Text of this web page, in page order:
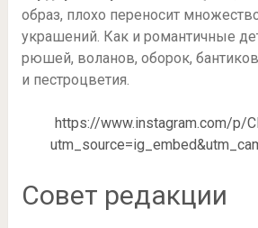
образ, плохо переносит
украшений. Как и романтичные
рюшей, воланов, оборок,
и пестроцветия.
https://www.instagram.com/p/
Совет редакции